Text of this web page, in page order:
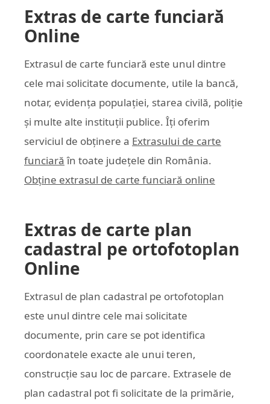
Extras de carte funciară
Online
Extrasul de carte funciară este unul dintre
cele mai solicitate documente, utile la bancă,
notar, evidența populației, starea civilă, poliție
și multe alte instituții publice. Îți oferim
serviciul de obținere a Extrasului de carte
funciară în toate județele din România.
Obține extrasul de carte funciară online
Extras de carte plan
cadastral pe ortofotoplan
Online
Extrasul de plan cadastral pe ortofotoplan
este unul dintre cele mai solicitate
documente, prin care se pot identifica
coordonatele exacte ale unui teren,
construcție sau loc de parcare. Extrasele de
plan cadastral pot fi solicitate de la primărie,